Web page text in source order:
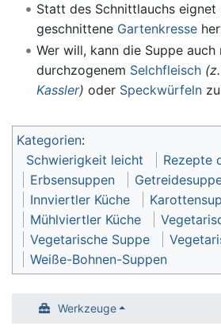
Statt des Schnittlauchs eignet
geschnittene Gartenkresse
Wer will, kann die Suppe
durchzogenem Selchfleisch
Kassler) oder Speckwürfeln
Kategorien:
Schwierigkeit leicht
Rezepte
Erbsensuppen
Innviertler Küche
Mühlviertler Küche
Vegetarische Suppe
Weiße-Bohnen-Suppen
Werkzeuge